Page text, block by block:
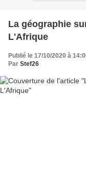
La géographie
L'Afrique
Publié le 17/10/2020 à
Par Stef26